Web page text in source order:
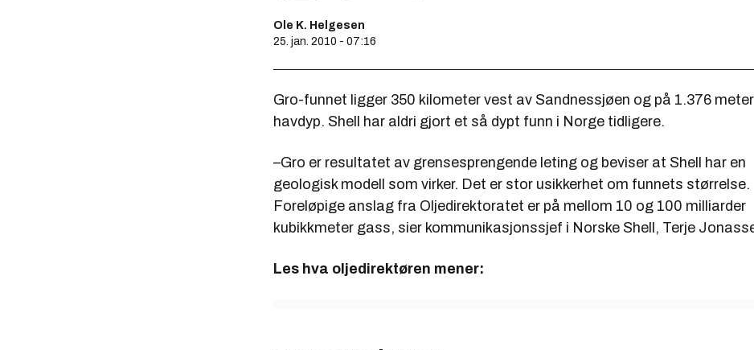
Ole K. Helgesen
25. jan. 2010 - 07:16
Gro-funnet ligger 350 kilometer vest av Sandnessjøen og på 1.376 meter
havdyp. Shell har aldri gjort et så dypt funn i Norge tidligere.
–Gro er resultatet av grensesprengende leting og beviser at Shell har en
geologisk modell som virker. Det er stor usikkerhet om funnets størrelse.
Foreløpige anslag fra Oljedirektoratet er på mellom 10 og 100 milliarder
kubikkmeter gass, sier kommunikasjonssjef i Norske Shell, Terje
Les hva oljedirektøren mener: